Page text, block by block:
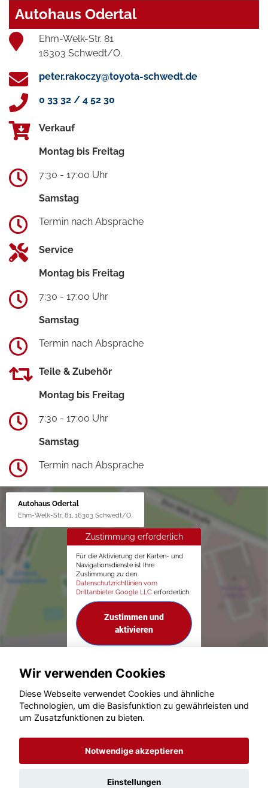
Autohaus Odertal
Ehm-Welk-Str. 81
16303 Schwedt/O.
peter.rakoczy@toyota-schwedt.de
0 33 32 / 4 52 30
Verkauf
Montag bis Freitag
7:30 - 17:00 Uhr
Samstag
Termin nach Absprache
Service
Montag bis Freitag
7:30 - 17:00 Uhr
Samstag
Termin nach Absprache
Teile & Zubehör
Montag bis Freitag
7:30 - 17:00 Uhr
Samstag
Termin nach Absprache
Autohaus Odertal
Ehm-Welk-Str. 81, 16303 Schwedt/O.
Zustimmung erforderlich
Für die Aktivierung der Karten- und
Navigationsdienste ist Ihre
Zustimmung zu den
Datenschutzrichtlinien vom
Drittanbieter Google LLC erforderlich.
Zustimmen und
aktivieren
© konjunkturmotor.de GmbH 2020 - 2026
Wir verwenden Cookies
Diese Webseite verwendet Cookies und ähnliche
Technologien, um die Basisfunktion zu gewährleisten und
um Zusatzfunktionen zu bieten.
Notwendige akzeptieren
Einstellungen